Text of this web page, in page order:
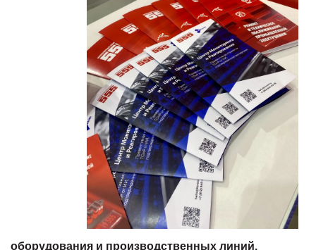
оборудования и производственных линий.